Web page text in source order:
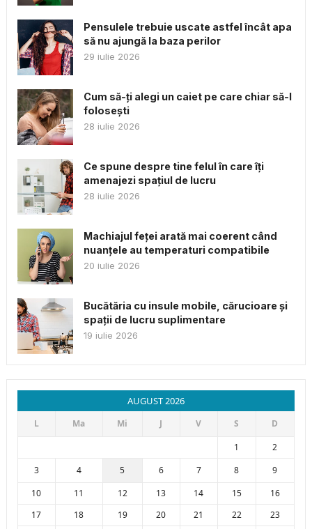
Pensulele trebuie uscate astfel încât apa
să nu ajungă la baza perilor
29 iulie 2026
Cum să-ți alegi un caiet pe care chiar să-l
folosești
28 iulie 2026
Ce spune despre tine felul în care îți
amenajezi spațiul de lucru
28 iulie 2026
Machiajul feței arată mai coerent când
nuanțele au temperaturi compatibile
20 iulie 2026
Bucătăria cu insule mobile, cărucioare și
spații de lucru suplimentare
19 iulie 2026
AUGUST 2026
L Ma Mi J V S
D
1
2
3
4 5 6 7 8
9
10
11 12 13 14 15
16
17
18 19 20 21 22
23